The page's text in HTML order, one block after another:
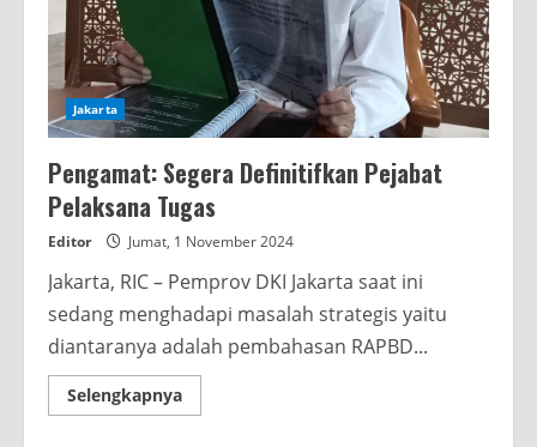
Jakarta
Pengamat: Segera Definitifkan Pejabat
Pelaksana Tugas
Editor Jumat, 1 November 2024
Jakarta, RIC – Pemprov DKI Jakarta saat ini
sedang menghadapi masalah strategis yaitu
diantaranya adalah pembahasan RAPBD...
SelengkapnyaRead
more